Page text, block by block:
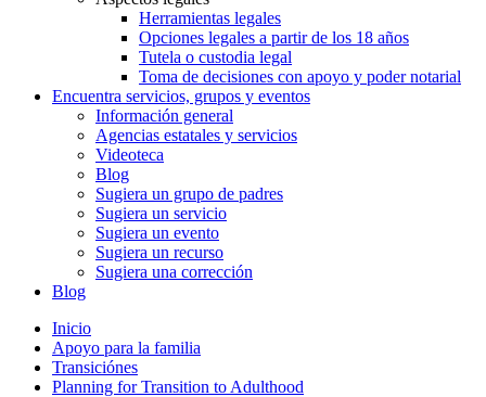
Herramientas legales
Opciones legales a partir de los 18 años
Tutela o custodia legal
Toma de decisiones con apoyo y poder notarial
Encuentra servicios, grupos y eventos
Información general
Agencias estatales y servicios
Videoteca
Blog
Sugiera un grupo de padres
Sugiera un servicio
Sugiera un evento
Sugiera un recurso
Sugiera una corrección
Blog
Inicio
Apoyo para la familia
Transiciónes
Planning for Transition to Adulthood